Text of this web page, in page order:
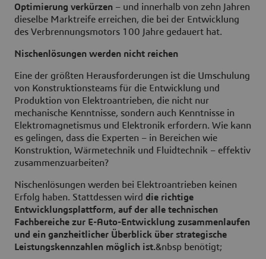
Optimierung verkürzen – und innerhalb von zehn Jahren
dieselbe Marktreife erreichen, die bei der Entwicklung
des Verbrennungsmotors 100 Jahre gedauert hat.
Nischenlösungen werden nicht reichen
Eine der größten Herausforderungen ist die Umschulung
von Konstruktionsteams für die Entwicklung und
Produktion von Elektroantrieben, die nicht nur
mechanische Kenntnisse, sondern auch Kenntnisse in
Elektromagnetismus und Elektronik erfordern. Wie kann
es gelingen, dass die Experten – in Bereichen wie
Konstruktion, Wärmetechnik und Fluidtechnik – effektiv
zusammenzuarbeiten?
Nischenlösungen werden bei Elektroantrieben keinen
Erfolg haben. Stattdessen wird die richtige
Entwicklungsplattform, auf der alle technischen
Fachbereiche zur E-Auto-Entwicklung zusammenlaufen
und ein ganzheitlicher Überblick über strategische
Leistungskennzahlen möglich ist.&nbsp benötigt;